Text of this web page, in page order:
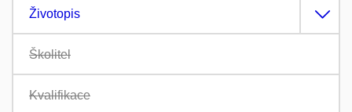
Životopis
Školitel
Kvalifikace